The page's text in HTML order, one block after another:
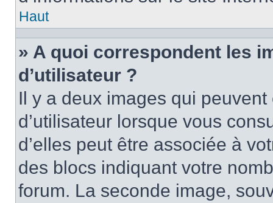
Haut
» A quoi correspondent les
d’utilisateur ?
Il y a deux images qui
d’utilisateur lorsque vous
d’elles peut être associée à
des blocs indiquant votre
forum. La seconde image,